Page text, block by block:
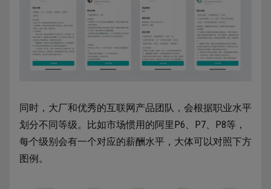
同时，大厂和优秀的互联网产品团队，会根据职业水平
划分不同等级。比如市场惯用的阿里P6、P7、P8等，
每个级别会有一个对应的薪酬水平，大体可以对照下方
图例。